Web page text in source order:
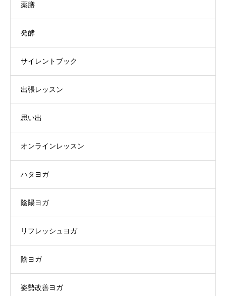
薬膳
発酵
サイレントブック
出張レッスン
思い出
オンラインレッスン
ハタヨガ
陰陽ヨガ
リフレッシュヨガ
陰ヨガ
姿勢改善ヨガ